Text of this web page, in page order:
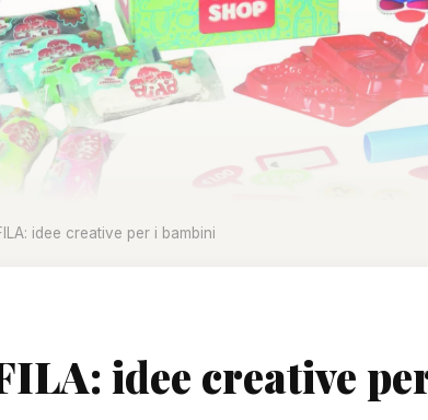
idee creative per i bambini
idee creative